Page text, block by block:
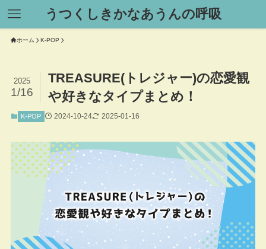
うつくしきかなあうんの呼吸
ホーム K-POP
TREASURE(トレジャー)の恋愛観
や好きなタイプまとめ！
2025
1/16
K-POP 2024-10-24 2025-01-16